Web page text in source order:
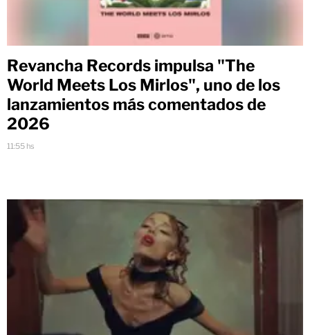
Revancha Records impulsa "The
World Meets Los Mirlos", uno de los
lanzamientos más comentados de
2026
11:55 hs